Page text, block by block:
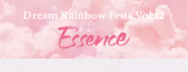
Dream Rainbow Festa Vol.12